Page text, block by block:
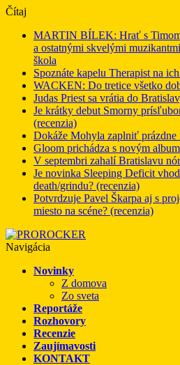
Čítaj
MARTIN BÍLEK: Hrať s
a ostatnými skvelými
škola
Spoznáte kapelu Therapist na
WACKEN: Do tretice všetko
Judas Priest sa vrátia do
Je krátky debut Smorny
(recenzia)
Dokáže Mohyla zaplniť prázdne
Gloom prichádza s novým
V septembri zahalí Bratislavu
Je novinka Sleeping Deficit
death/grindu? (recenzia)
Potvrdzuje Pavel Škarpa aj s
miesto na scéne? (recenzia)
Navigácia
Novinky
Z domova
Zo sveta
Reportáže
Rozhovory
Recenzie
Zaujímavosti
KONTAKT